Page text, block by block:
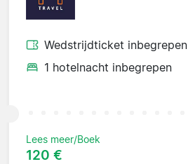
Wedstrijdticket inbegrepen
1 hotelnacht inbegrepen
Lees meer/Boek
120 €